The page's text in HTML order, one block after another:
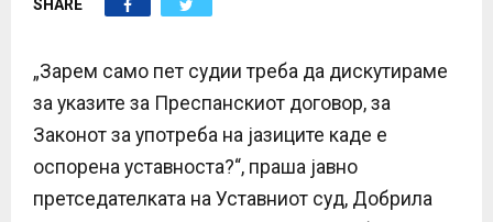
E
N
U
SHARE
„Зарем само пет судии треба да дискутираме
за указите за Преспанскиот договор, за
Законот за употреба на јазиците каде е
оспорена уставноста?“, праша јавно
претседателката на Уставниот суд, Добрила